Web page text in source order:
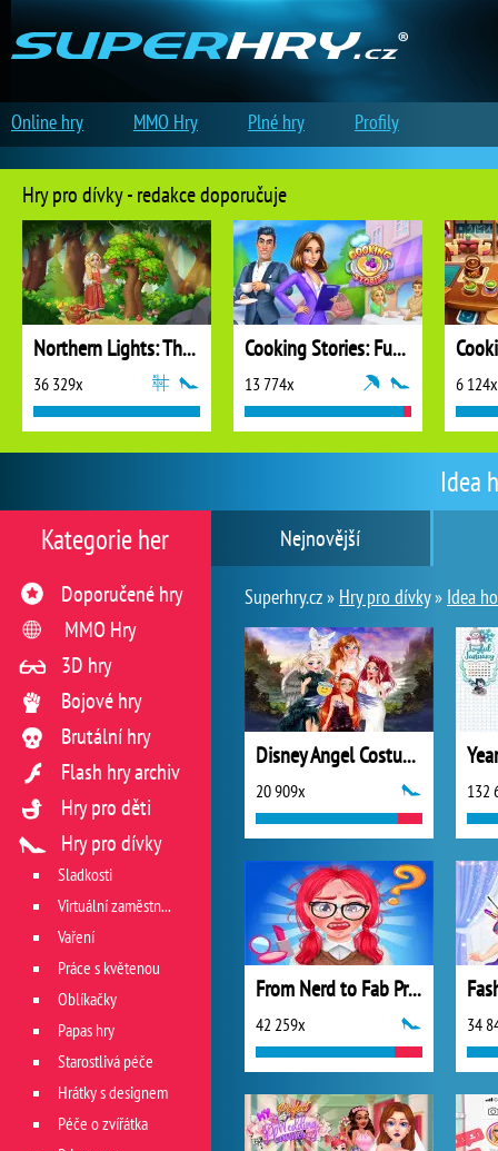
Idea
Nejnovější
Superhry.cz » Hry pro dívky» Idea
Disney Angel Costumes
20 909x 132
From Nerd to Fab Prom Edition
42 259x 34
Kategorie her
Doporučené hry
MMO Hry
3D hry
Bojové hry
Brutální hry
Flash hry archiv
Hry pro děti
Hry pro dívky
Sladkosti
Virtuální zaměstnání v restauraci
Vaření
Práce s květenou
Oblíkačky
Papas hry
Starostlivá péče
Hrátky s designem
Péče o zvířátka
Hry pro dívky - redakce doporučuje
Northern Lights: The Secret of the Forest
36 329x
Cooking Stories: Fun Cafe Game
13 774x 6 124x
Online hry MMO Hry Plné hry Profily